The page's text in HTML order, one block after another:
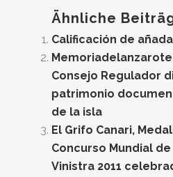
Ähnliche
Calificación de
Consejo Regulador
patrimonio
de la isla
El Grifo Canari,
Concurso Mundial de
Vinistra 2011